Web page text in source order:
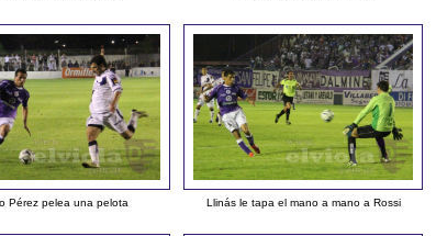
Pérez pelea una pelota Llinás le tapa el mano a mano a Rossi